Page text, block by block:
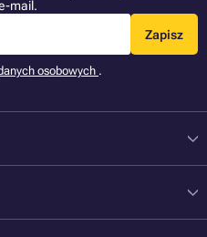
mail.
Zapisz
osobowych .